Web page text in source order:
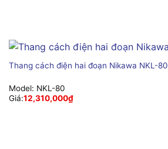
Thang cách điện hai đoạn Nikawa NKL-80
Model: NKL-80
Giá:12,310,000₫